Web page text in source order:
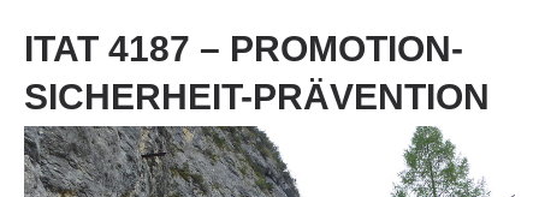
ITAT 4187 – PROMOTION-
SICHERHEIT-PRÄVENTION